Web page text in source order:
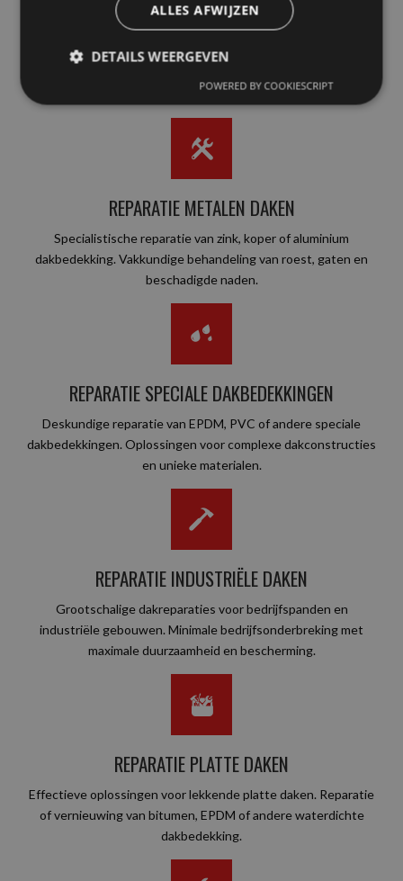
DAKPANNEN REPARATIE
Professionele reparatie en vervanging van beschadigde of
levensduur van uw pannendak.
REPARATIE METALEN DAKEN
Specialistische reparatie van zink, koper of aluminium
dakbedekking. Vakkundige behandeling van roest, gaten en
beschadigde naden.
REPARATIE SPECIALE DAKBEDEKKINGEN
Deskundige reparatie van EPDM, PVC of andere speciale
dakbedekkingen. Oplossingen voor complexe dakconstructies
en unieke materialen.
REPARATIE INDUSTRIËLE DAKEN
Grootschalige dakreparaties voor bedrijfspanden en
industriële gebouwen. Minimale bedrijfsonderbreking met
maximale duurzaamheid en bescherming.
REPARATIE PLATTE DAKEN
Effectieve oplossingen voor lekkende platte daken. Reparatie
of vernieuwing van bitumen, EPDM of andere waterdichte
dakbedekking.
ALLES AFWIJZEN
DETAILS WEERGEVEN
POWERED BY COOKIESCRIPT